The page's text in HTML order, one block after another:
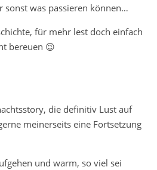
sonst was passieren können…
für mehr lest doch einfach
bereuen 😉
die definitiv Lust auf
meinerseits eine Fortsetzung
und warm, so viel sei